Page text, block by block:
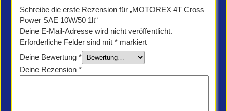
Schreibe die erste Rezension für „MOTOREX 4T Cross
Power SAE 10W/50 1lt“
Deine E-Mail-Adresse wird nicht veröffentlicht.
Erforderliche Felder sind mit * markiert
Deine Bewertung *
Deine Rezension *